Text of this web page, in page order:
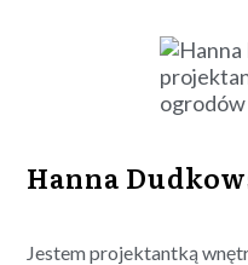
Hanna
Jestem projektantką